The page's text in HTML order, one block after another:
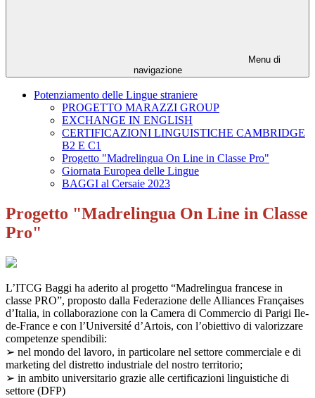
Menu di
navigazione
Potenziamento delle Lingue straniere
PROGETTO MARAZZI GROUP
EXCHANGE IN ENGLISH
CERTIFICAZIONI LINGUISTICHE CAMBRIDGE
B2 E C1
Progetto "Madrelingua On Line in Classe Pro"
Giornata Europea delle Lingue
BAGGI al Cersaie 2023
Progetto "Madrelingua On Line in Classe
Pro"
L’ITCG Baggi ha aderito al progetto “Madrelingua francese in
classe PRO”, proposto dalla Federazione delle Alliances Françaises
d’Italia, in collaborazione con la Camera di Commercio di Parigi Ile-
de-France e con l’Université d’Artois, con l’obiettivo di valorizzare
competenze spendibili:
➢ nel mondo del lavoro, in particolare nel settore commerciale e di
marketing del distretto industriale del nostro territorio;
➢ in ambito universitario grazie alle certificazioni linguistiche di
settore (DFP)